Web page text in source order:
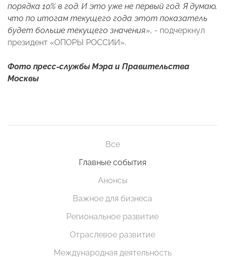
порядка 10% в год. И это уже не первый год. Я думаю,
что по итогам текущего года этот показатель
будет больше текущего значения», - подчеркнул
президент «ОПОРЫ РОССИИ».
Фото пресс-службы Мэра и Правительства
Москвы
Все
Главные события
Анонсы
Важное для бизнеса
Региональное развитие
Отраслевое развитие
Международная деятельность